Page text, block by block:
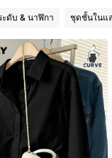
ะดับ & นาฬิกา ชุดชั้นในแ